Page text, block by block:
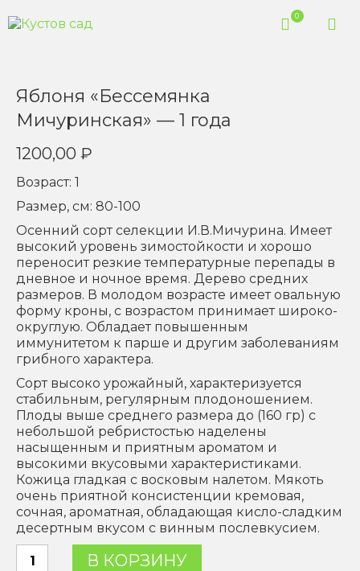
0
Яблоня «Бессемянка
Мичуринская» — 1 года
1200,00 ₽
Возраст: 1
Размер, см: 80-100
Осенний сорт селекции И.В.Мичурина. Имеет
высокий уровень зимостойкости и хорошо
переносит резкие температурные перепады в
дневное и ночное время. Дерево средних
размеров. В молодом возрасте имеет овальную
форму кроны, с возрастом принимает широко-
округлую. Обладает повышенным
иммунитетом к парше и другим заболеваниям
грибного характера.
Сорт высоко урожайный, характеризуется
стабильным, регулярным плодоношением.
Плоды выше среднего размера до (160 гр) с
небольшой ребристостью наделены
насыщенным и приятным ароматом и
высокими вкусовыми характеристиками.
Кожица гладкая с восковым налетом. Мякоть
очень приятной консистенции кремовая,
сочная, ароматная, обладающая кисло-сладким
десертным вкусом с винным послевкусием.
Количество
товара
В КОРЗИНУ